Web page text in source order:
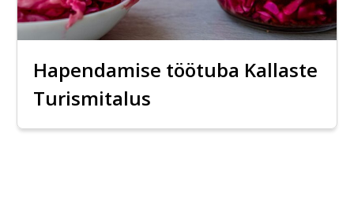
Hapendamise töötuba Kallaste
Turismitalus